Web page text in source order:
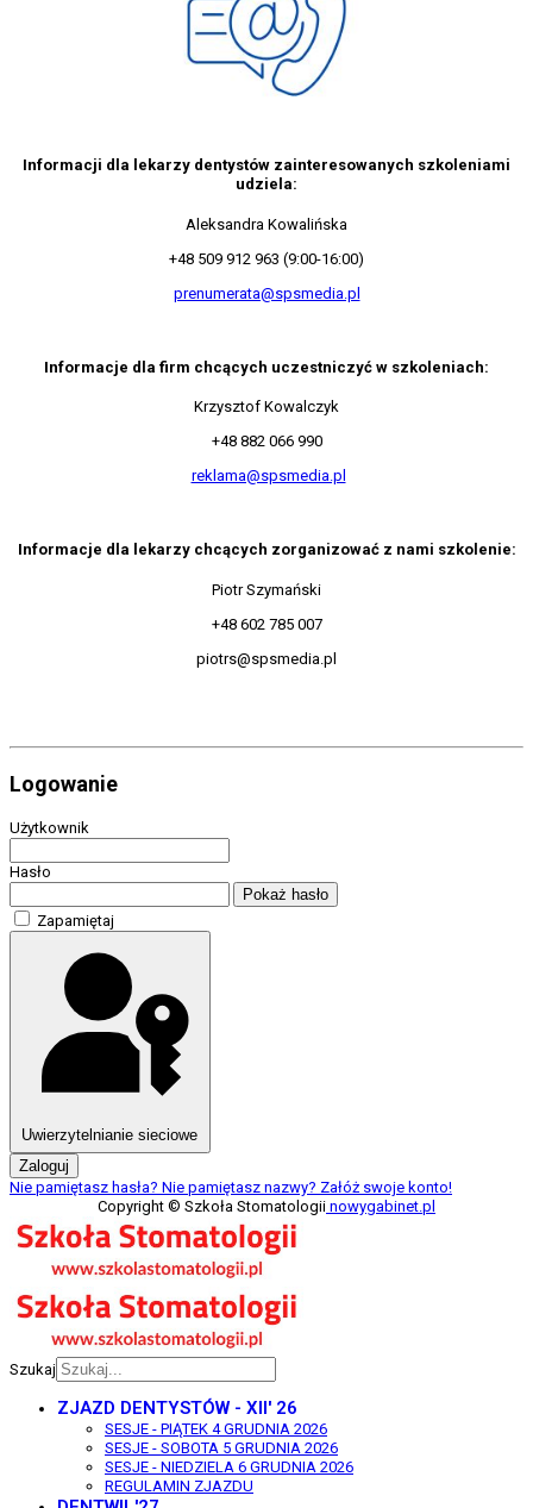
Informacji dla lekarzy dentystów zainteresowanych szkoleniami
udziela:
Aleksandra Kowalińska
+48 509 912 963 (9:00-16:00)
prenumerata@spsmedia.pl
Informacje dla firm chcących uczestniczyć w szkoleniach:
Krzysztof Kowalczyk
+48 882 066 990
reklama@spsmedia.pl
Informacje dla lekarzy chcących zorganizować z nami szkolenie:
Piotr Szymański
+48 602 785 007
piotrs@spsmedia.pl
Logowanie
Użytkownik
Hasło
Pokaż hasło
Zapamiętaj
Uwierzytelnianie sieciowe
Zaloguj
Nie pamiętasz hasła? Nie pamiętasz nazwy? Załóż swoje konto!
Copyright © Szkoła Stomatologii nowygabinet.pl
Szukaj
ZJAZD DENTYSTÓW - XII' 26
SESJE - PIĄTEK 4 GRUDNIA 2026
SESJE - SOBOTA 5 GRUDNIA 2026
SESJE - NIEDZIELA 6 GRUDNIA 2026
REGULAMIN ZJAZDU